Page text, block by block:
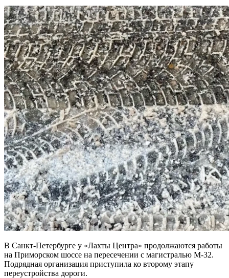
В Санкт-Петербурге у «Лахты Центра» продолжаются работы
на Приморском шоссе на пересечении с магистралью М-32.
Подрядная организация приступила ко второму этапу
переустройства дороги.